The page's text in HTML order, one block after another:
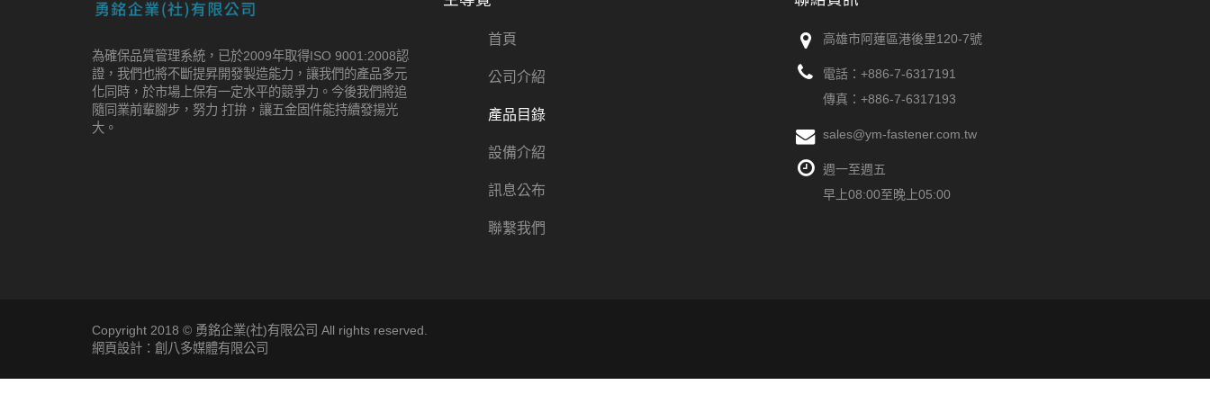
為確保品質管理系統，已於2009年取得ISO 9001:2008認
證，我們也將不斷提昇開發製造能力，讓我們的產品多元
化同時，於市場上保有一定水平的競爭力。今後我們將追
隨同業前輩腳步，努力 打拚，讓五金固件能持續發揚光
大。
首頁
公司介紹
產品目錄
設備介紹
訊息公布
聯繫我們
高雄市阿蓮區港後里120-7號
電話： +886-7-6317191
傳真：+886-7-6317193
sales@ym-fastener.com.tw
週一至週五
早上08:00至晚上05:00
Copyright 2018 © 勇銘企業(社)有限公司 All rights reserved.
網頁設計：創八多媒體有限公司